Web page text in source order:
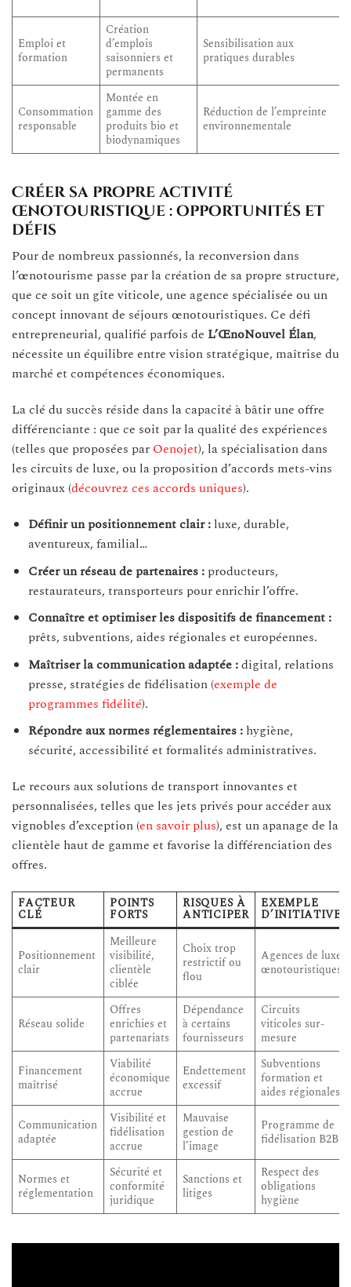
Emploi et
formation
Création
d’emplois
saisonniers et
permanents
Sensibilisation aux
pratiques durables
Consommation
responsable
Montée en
gamme des
produits bio et
biodynamiques
Réduction de l’empreinte
environnementale
Créer sa propre activité
œnotouristique : opportunités et
défis
Pour de nombreux passionnés, la reconversion dans
l’œnotourisme passe par la création de sa propre structure,
que ce soit un gîte viticole, une agence spécialisée ou un
concept innovant de séjours œnotouristiques. Ce défi
entrepreneurial, qualifié parfois de L’ŒnoNouvel Élan,
nécessite un équilibre entre vision stratégique, maîtrise du
marché et compétences économiques.
La clé du succès réside dans la capacité à bâtir une offre
différenciante : que ce soit par la qualité des expériences
(telles que proposées par Oenojet), la spécialisation dans
les circuits de luxe, ou la proposition d’accords mets-vins
originaux (découvrez ces accords uniques).
Définir un positionnement clair :luxe, durable,
aventureux, familial…
Créer un réseau de partenaires :producteurs,
restaurateurs, transporteurs pour enrichir l’offre.
Connaître et optimiser les dispositifs de financement :
prêts, subventions, aides régionales et européennes.
Maîtriser la communication adaptée :digital, relations
presse, stratégies de fidélisation (exemple de
programmes fidélité).
Répondre aux normes réglementaires :hygiène,
sécurité, accessibilité et formalités administratives.
Le recours aux solutions de transport innovantes et
personnalisées, telles que les jets privés pour accéder aux
vignobles d’exception (en savoir plus), est un apanage de la
clientèle haut de gamme et favorise la différenciation des
offres.
FACTEUR
CLÉ
POINTS
FORTS
RISQUES À
ANTICIPER
EXEMPLE
D’INITIATIVE
Positionnement
clair
Meilleure
visibilité,
clientèle
ciblée
Choix trop
restrictif ou
flou
Agences de luxe
œnotouristiques
Réseau solide
Offres
enrichies et
partenariats
Dépendance
à certains
fournisseurs
Circuits
viticoles sur-
mesure
Financement
maîtrisé
Viabilité
économique
accrue
Endettement
excessif
Subventions
formation et
aides régionales
Communication
adaptée
Visibilité et
fidélisation
accrue
Mauvaise
gestion de
l’image
Programme de
fidélisation B2B
Normes et
réglementation
Sécurité et
conformité
juridique
Sanctions et
litiges
Respect des
obligations
hygiène